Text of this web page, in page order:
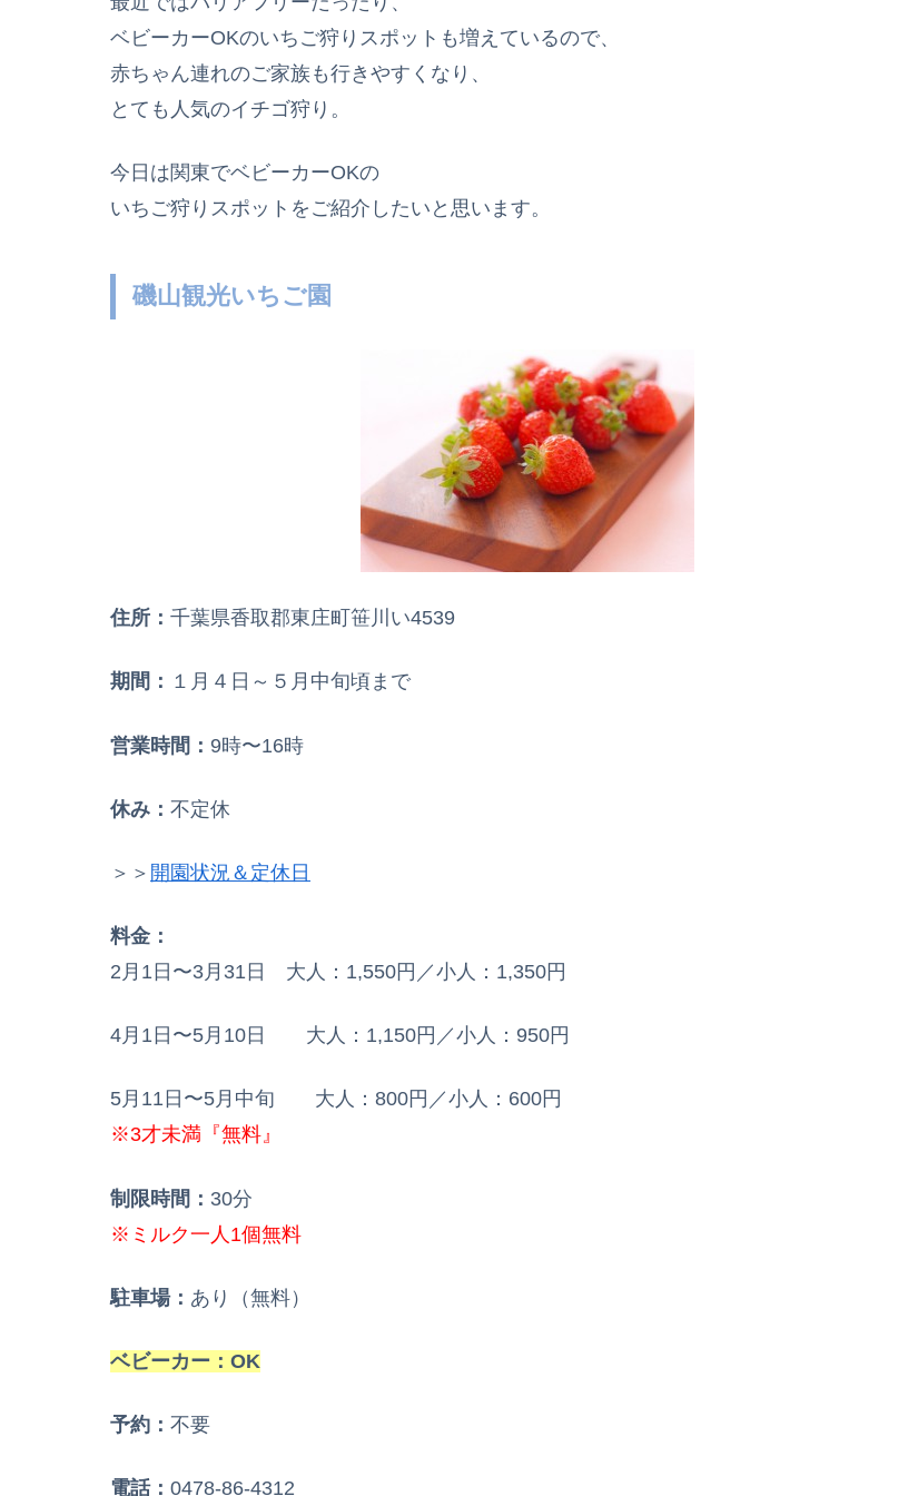
ベビーカーOKのいちご狩りスポットも増えているので、
赤ちゃん連れのご家族も行きやすくなり、
とても人気のイチゴ狩り。
今日は関東でベビーカーOKの
いちご狩りスポットをご紹介したいと思います。
磯山観光いちご園
住所： 千葉県香取郡東庄町笹川い4539
期間： １月４日～５月中旬頃まで
営業時間： 9時〜16時
休み： 不定休
＞＞ 開園状況＆定休日
料金：
2月1日〜3月31日 大人：1,550円／小人：1,350円
4月1日〜5月10日 大人：1,150円／小人：950円
5月11日〜5月中旬 大人：800円／小人：600円
※3才未満『無料』
制限時間： 30分
※ミルク一人1個無料
駐車場： あり（無料）
ベビーカー：OK
予約： 不要
電話： 0478-86-4312